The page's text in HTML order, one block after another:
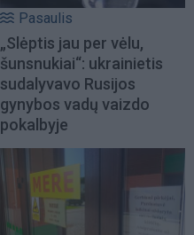
Pasaulis
„Slėptis jau per vėlu,
šunsnukiai“: ukrainietis
sudalyvavo Rusijos
gynybos vadų vaizdo
pokalbyje